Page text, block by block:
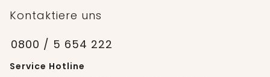
Kontaktiere uns
0800 / 5 654 222
Service Hotline